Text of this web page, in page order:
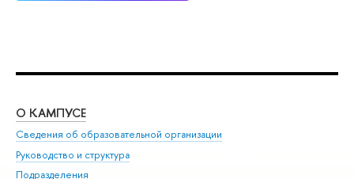
О КАМПУСЕ
Сведения об образовательной организации
Руководство и структура
Подразделения